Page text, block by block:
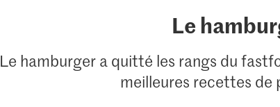
Le
Le hamburger a quitté les rangs du
meilleures recettes